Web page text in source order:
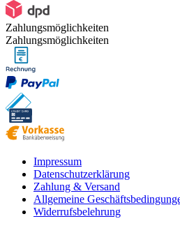
Zahlungsmöglichkeiten
Zahlungsmöglichkeiten
Impressum
Datenschutzerklärung
Zahlung & Versand
Allgemeine
Widerrufsbelehrung